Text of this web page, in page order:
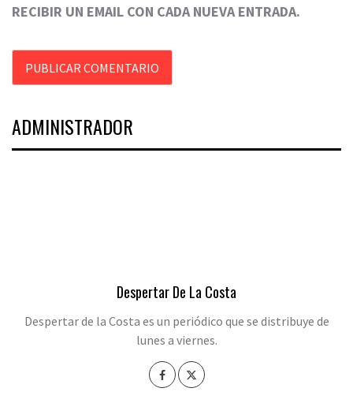
RECIBIR UN EMAIL CON CADA NUEVA ENTRADA.
ADMINISTRADOR
Despertar De La Costa
Despertar de la Costa es un periódico que se distribuye de
lunes a viernes.